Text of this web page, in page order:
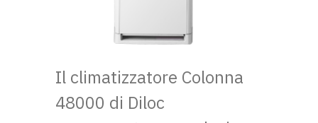
Il climatizzatore Colonna
48000 di Diloc